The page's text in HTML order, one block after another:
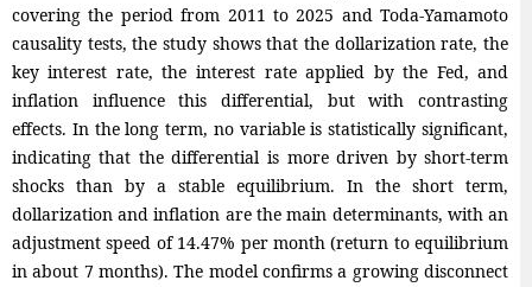
covering the period from 2011 to 2025 and Toda-Yamamoto
causality tests, the study shows that the dollarization rate, the
key interest rate, the interest rate applied by the Fed, and
inflation influence this differential, but with contrasting
effects. In the long term, no variable is statistically significant,
indicating that the differential is more driven by short-term
shocks than by a stable equilibrium. In the short term,
dollarization and inflation are the main determinants, with an
adjustment speed of 14.47% per month (return to equilibrium
in about 7 months). The model confirms a growing disconnect